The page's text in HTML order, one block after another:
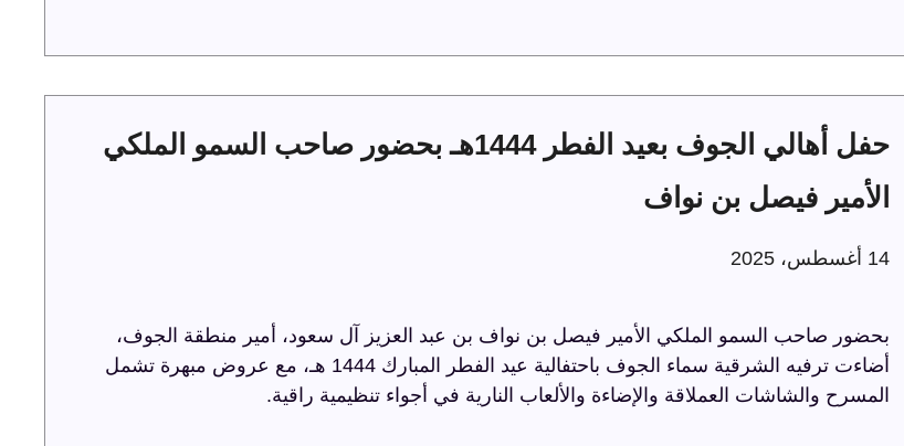
حفل أهالي الجوف بعيد الفطر 1444هـ بحضور صاحب السمو الملكي
الأمير فيصل بن نواف
14 أغسطس، 2025
بحضور صاحب السمو الملكي الأمير فيصل بن نواف بن عبد العزيز آل سعود، أمير منطقة الجوف،
أضاءت ترفيه الشرقية سماء الجوف باحتفالية عيد الفطر المبارك 1444 هـ، مع عروض مبهرة تشمل
المسرح والشاشات العملاقة والإضاءة والألعاب النارية في أجواء تنظيمية راقية.